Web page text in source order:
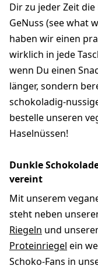
Dir zu jeder Zeit
GeNuss (see what
haben wir einen
wirklich in jede
wenn Du einen
länger, sondern
schokoladig-
bestelle unseren
Haselnüssen!
Dunkle
vereint
Mit unserem
steht neben
Riegeln und
Proteinriegel ein
Schoko-Fans in